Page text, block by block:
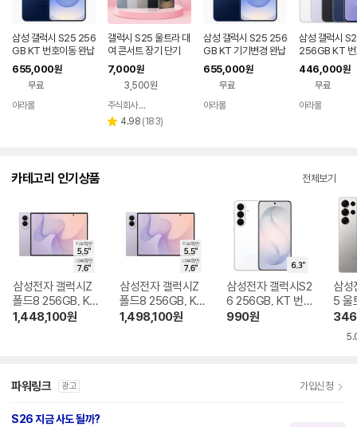
내
를
나
는
삼성 갤럭시 S25 256
GB KT 번호이동 완납
655,000원
무료
아라몰
갤럭시 S25 울트라 대
여 콘서트 장기 단기
7,000원
3,500원
페이
주식회사 폰빌리지
별 4.98 리
(183)
삼성 갤럭시 S25 256
GB KT 기기변경 완납
655,000원
무료
아라몰
삼성 갤럭시
256GB KT 번
공시지원 완납
446,000원
무료
아라몰
카테고리 인기상품 전체보기
삼성전자 갤럭시Z
폴드8 256GB, KT
번호이동 완납
1,448,100원
삼성전자 갤럭시Z
폴드8 256GB, KT
기기변경 완납
1,498,100원
삼성전자 갤럭시S2
6 256GB, KT 번호
이동 완납
990원
삼성
5 울
KT
파워링크 광고 가입신청
S26 지금 사도 될까?